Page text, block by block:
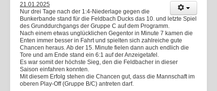
21.01.2025
Nur drei Tage nach der 1:4-Niederlage gegen die
Bunkerbande stand für die Feldbach Ducks das 10. und letzte Spiel
des Grunddurchgangs der Gruppe C auf dem Programm.
Nach einem etwas unglücklichen Gegentor in Minute 7 kamen die
Enten immer besser in Fahrt und spielten sich zahlreiche gute
Chancen heraus. Ab der 15. Minute fielen dann auch endlich die
Tore und am Ende stand ein 6:1 auf der Anzeigetafel.
Es war somit der höchste Sieg, den die Feldbacher in dieser
Saison einfahren konnten.
Mit diesem Erfolg stehen die Chancen gut, dass die Mannschaft im
oberen Play-Off (Gruppe B/C) antreten darf.